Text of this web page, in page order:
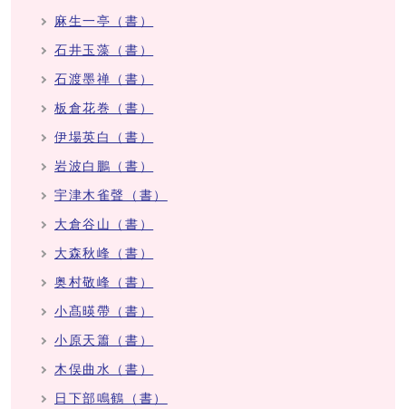
麻生一亭（書）
石井玉藻（書）
石渡墨禅（書）
板倉花巻（書）
伊場英白（書）
岩波白鵬（書）
宇津木雀聲（書）
大倉谷山（書）
大森秋峰（書）
奥村敬峰（書）
小髙暎帶（書）
小原天簫（書）
木俣曲水（書）
日下部鳴鶴（書）